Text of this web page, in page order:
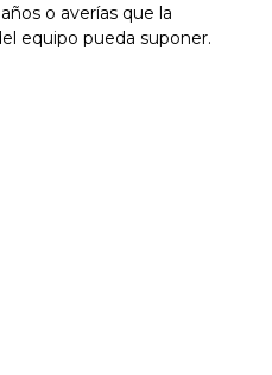
o averías que la
equipo pueda suponer.